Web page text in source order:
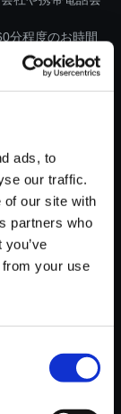
ads, to
our traffic.
of our site with
partners who
your use
分程度のお時間
には、通信環境
SOUND CH
BOX